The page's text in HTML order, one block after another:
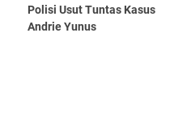
Polisi Usut Tuntas Kasus
Andrie Yunus